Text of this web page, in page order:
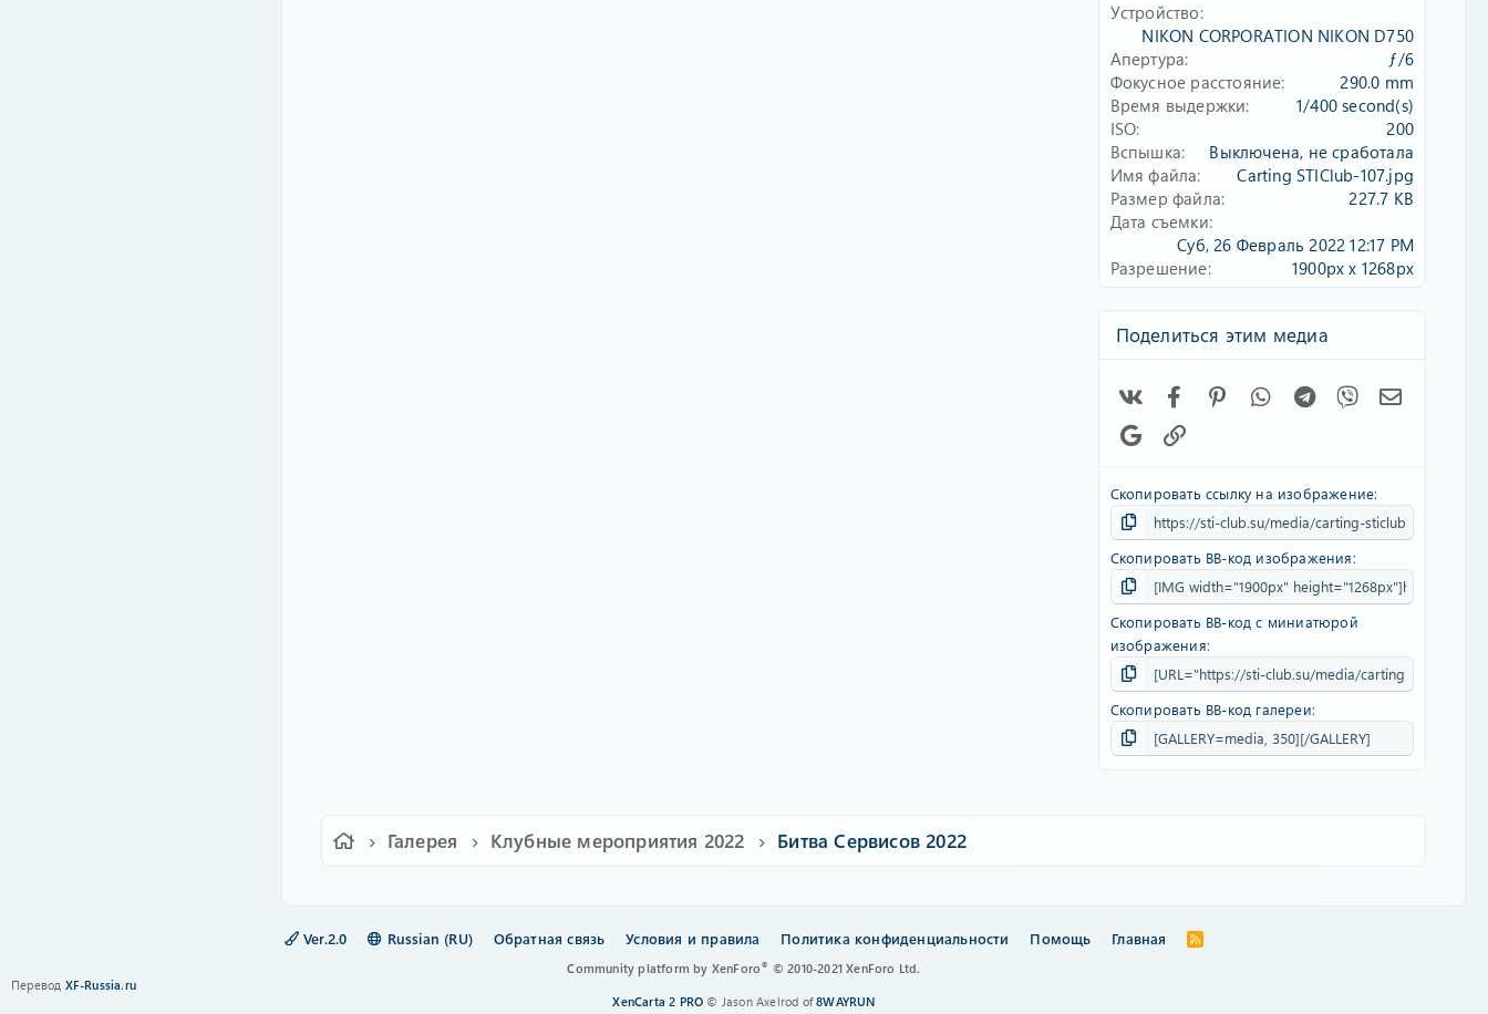
д
Устройство
NIKON CORPORATION NIKON D750
Апертура
ƒ/6
Фокусное расстояние
290.0 mm
Время выдержки
1/400 second(s)
ISO
200
Вспышка
Выключена, не сработала
Имя файла
Carting STIClub-107.jpg
Размер файла
227.7 KB
Дата съемки
Суб, 26 Февраль 2022 12:17 PM
Разрешение
1900px x 1268px
Поделиться этим медиа
FacebookPinterestWhatsAppTelegram
Viber
Google
Скопировать ссылку на изображение
Скопировать BB-код изображения
Скопировать BB-код с миниатюрой
изображения
Скопировать BB-код галереи
Галерея Клубные мероприятия 2022 Битва Сервисов 2022
Ver.2.0 Russian (RU) Обратная связь Условия и правила Политика конфиденциальности Помощь Главная
R
Community platform by XenForo® © 2010-2021 XenForo Ltd.
Перевод XF-Russia.ru
XenCarta 2 PRO © Jason Axelrod of8WAYRUN